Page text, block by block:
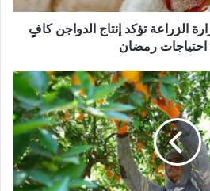
بـ30% ..وزارة الزراعة تؤكد إنتاج الدواجن كافٍ
احتياجات رمضان